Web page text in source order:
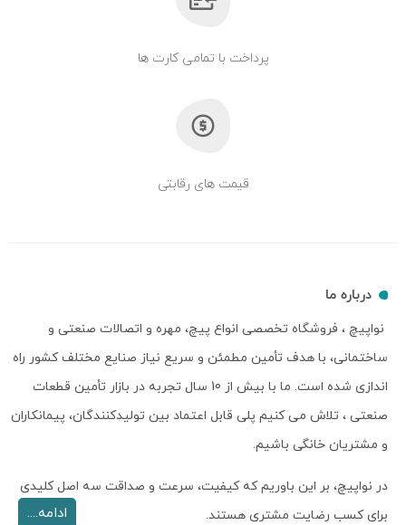
پرداخت با تمامی کارت ها
قیمت های رقابتی
درباره ما
نواپیچ ، فروشگاه تخصصی انواع پیچ، مهره و اتصالات صنعتی و
ساختمانی، با هدف تأمین مطمئن و سریع نیاز صنایع مختلف کشور راه
اندازی شده است. ما با بیش از 10 سال تجربه در بازار تأمین قطعات
صنعتی ، تلاش می کنیم پلی قابل اعتماد بین تولیدکنندگان، پیمانکاران
و مشتریان خانگی باشیم.
در نواپیچ، بر این باوریم که کیفیت، سرعت و صداقت سه اصل کلیدی
برای کسب رضایت مشتری هستند.
ادامه....